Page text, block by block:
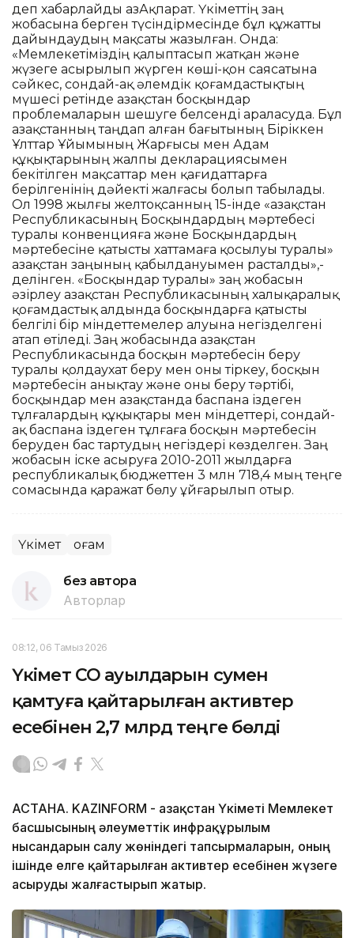
деп хабарлайды ҚазАқпарат. Үкіметтің заң
жобасына берген түсіндірмесінде бұл құжатты
дайындаудың мақсаты жазылған. Онда:
«Мемлекетіміздің қалыптасып жатқан және
жүзеге асырылып жүрген көші-қон саясатына
сәйкес, сондай-ақ әлемдік қоғамдастықтың
мүшесі ретінде Қазақстан босқындар
проблемаларын шешуге белсенді араласуда. Бұл
Қазақстанның таңдап алған бағытының Біріккен
Ұлттар Ұйымының Жарғысы мен Адам
құқықтарының жалпы декларациясымен
бекітілген мақсаттар мен қағидаттарға
берілгенінің дәйекті жалғасы болып табылады.
Ол 1998 жылғы желтоқсанның 15-інде «Қазақстан
Республикасының Босқындардың мәртебесі
туралы конвенцияға және Босқындардың
мәртебесіне қатысты хаттамаға қосылуы туралы»
Қазақстан заңының қабылдануымен расталды»,-
делінген. «Босқындар туралы» заң жобасын
әзірлеу Қазақстан Республикасының халықаралық
қоғамдастық алдында босқындарға қатысты
белгілі бір міндеттемелер алуына негізделгені
атап өтіледі. Заң жобасында Қазақстан
Республикасында босқын мәртебесін беру
туралы қолдаухат беру мен оны тіркеу, босқын
мәртебесін анықтау және оны беру тәртібі,
босқындар мен Қазақстанда баспана іздеген
тұлғалардың құқықтары мен міндеттері, сондай-
ақ баспана іздеген тұлғаға босқын мәртебесін
беруден бас тартудың негіздері көзделген. Заң
жобасын іске асыруға 2010-2011 жылдарға
республикалық бюджеттен 3 млн 718,4 мың теңге
сомасында қаражат бөлу ұйғарылып отыр.
Үкімет Қоғам
без автора
Авторлар
08:12, 06 Тамыз 2026
Үкімет СҚО ауылдарын сумен
қамтуға қайтарылған активтер
есебінен 2,7 млрд теңге бөлді
АСТАНА. KAZINFORM - Қазақстан Үкіметі Мемлекет
басшысының әлеуметтік инфрақұрылым
нысандарын салу жөніндегі тапсырмаларын, оның
ішінде елге қайтарылған активтер есебінен жүзеге
асыруды жалғастырып жатыр.